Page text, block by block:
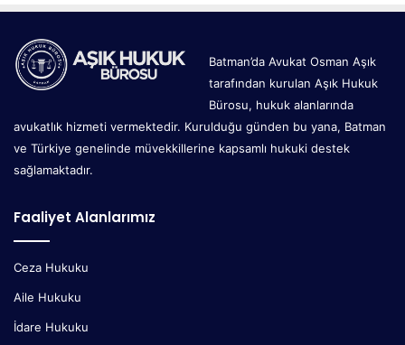
Batman’da Avukat Osman Aşık
tarafından kurulan Aşık Hukuk
Bürosu, hukuk alanlarında
avukatlık hizmeti vermektedir. Kurulduğu günden bu yana, Batman
ve Türkiye genelinde müvekkillerine kapsamlı hukuki destek
sağlamaktadır.
Faaliyet Alanlarımız
Ceza Hukuku
Aile Hukuku
İdare Hukuku